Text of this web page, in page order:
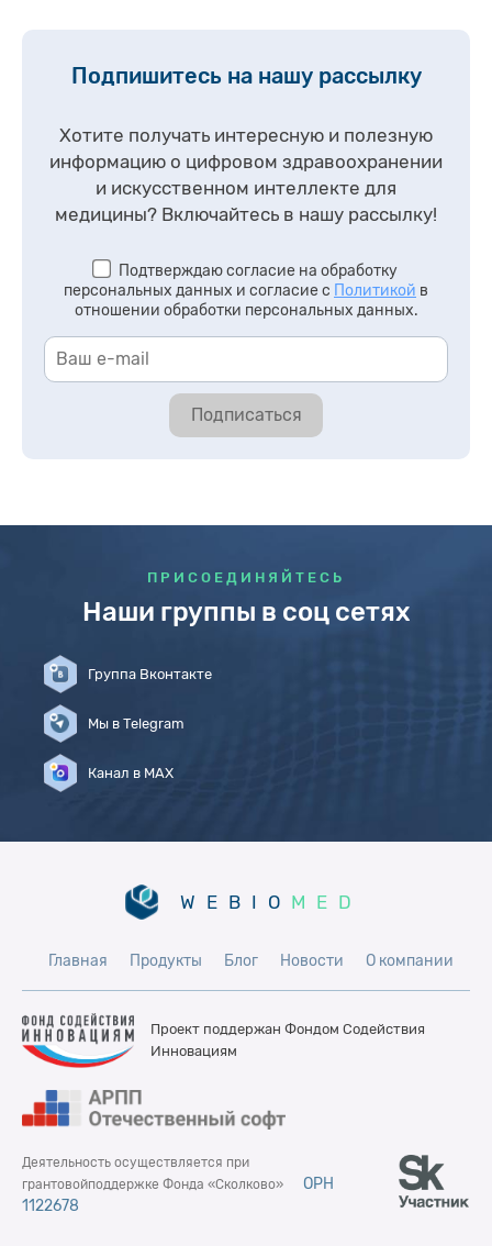
Подпишитесь на нашу рассылку
Хотите получать интересную и полезную
информацию о цифровом здравоохранении
и искусственном интеллекте для
медицины? Включайтесь в нашу рассылку!
Подтверждаю согласие на обработку
персональных данных и согласие с Политикой в
отношении обработки персональных данных.
Подписаться
ПРИСОЕДИНЯЙТЕСЬ
Наши группы в соц сетях
Группа Вконтакте
Мы в Telegram
Канал в MAX
WEBIO MED
Главная Продукты Блог Новости О компании
Проект поддержан Фондом Содействия
Инновациям
Деятельность осуществляется при
грантовойподдержке Фонда «Сколково»
ОРН
1122678